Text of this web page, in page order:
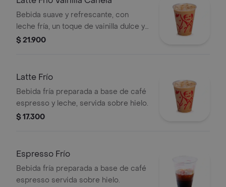
Bebida suave y refrescante, con
leche fría, un toque de vainilla dulce y
un leve sabor especiado de canela,
$ 21.900
Latte Frío
Bebida fría preparada a base de café
espresso y leche, servida sobre hielo.
$ 17.300
Espresso Frío
Bebida fría preparada a base de café
espresso servida sobre hielo.